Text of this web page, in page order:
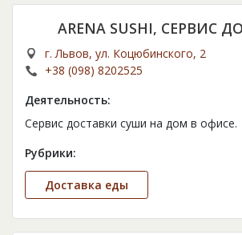
ARENA SUSHI, СЕРВИС
г. Львов, ул. Коцюбинского, 2
+38 (098) 8202525
Деятельность:
Сервис доставки суши на дом в офисе.
Рубрики:
Доставка еды